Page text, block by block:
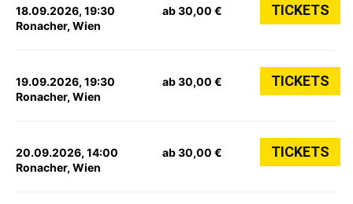
18.09.2026, 19:30
Ronacher, Wien
ab 30,00 € TICKETS
19.09.2026, 19:30
Ronacher, Wien
ab 30,00 € TICKETS
20.09.2026, 14:00
Ronacher, Wien
ab 30,00 € TICKETS